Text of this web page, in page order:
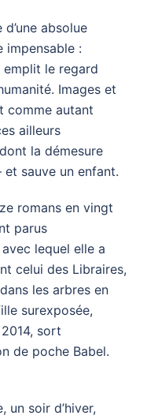
absolue
impensable :
le regard
Images et
comme autant
ailleurs
la démesure
sauve un enfant.
romans en vingt
parus
lequel elle a
celui des Libraires,
les arbres en
surexposée,
sort
de poche Babel.
un soir d’hiver,